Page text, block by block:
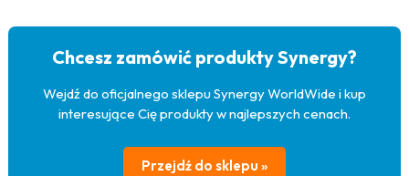
Chcesz zamówić produkty Synergy?
Wejdź do oficjalnego sklepu Synergy WorldWide i kup
interesujące Cię produkty w najlepszych cenach.
Przejdź do sklepu »